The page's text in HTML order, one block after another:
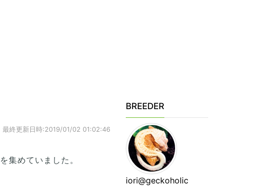
最終更新日時:2019/01/02 01:02:46
集めていました。
BREEDER
iori@geckoholic